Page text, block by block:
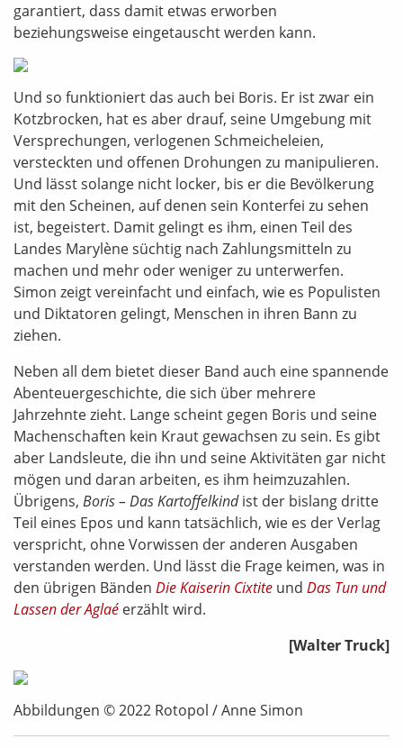
garantiert, dass damit etwas erworben
beziehungsweise eingetauscht werden kann.
Und so funktioniert das auch bei Boris. Er ist zwar ein
Kotzbrocken, hat es aber drauf, seine Umgebung mit
Versprechungen, verlogenen Schmeicheleien,
versteckten und offenen Drohungen zu manipulieren.
Und lässt solange nicht locker, bis er die Bevölkerung
mit den Scheinen, auf denen sein Konterfei zu sehen
ist, begeistert. Damit gelingt es ihm, einen Teil des
Landes Marylène süchtig nach Zahlungsmitteln zu
machen und mehr oder weniger zu unterwerfen.
Simon zeigt vereinfacht und einfach, wie es Populisten
und Diktatoren gelingt, Menschen in ihren Bann zu
ziehen.
Neben all dem bietet dieser Band auch eine spannende
Abenteuergeschichte, die sich über mehrere
Jahrzehnte zieht. Lange scheint gegen Boris und seine
Machenschaften kein Kraut gewachsen zu sein. Es gibt
aber Landsleute, die ihn und seine Aktivitäten gar nicht
mögen und daran arbeiten, es ihm heimzuzahlen.
Übrigens, Boris – Das Kartoffelkindist der bislang dritte
Teil eines Epos und kann tatsächlich, wie es der Verlag
verspricht, ohne Vorwissen der anderen Ausgaben
verstanden werden. Und lässt die Frage keimen, was in
den übrigen Bänden Die Kaiserin Cixtite und Das Tun und
Lassen der Aglaé erzählt wird.
[Walter Truck]
Abbildungen © 2022 Rotopol / Anne Simon